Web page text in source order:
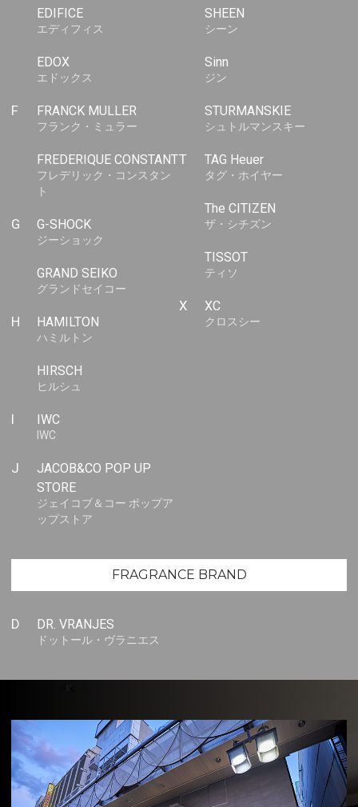
EDIFICE
エディフィス
EDOX
エドックス
F FRANCK MULLER
フランク・ミュラー
FREDERIQUE CONSTANT
フレデリック・コンスタン
ト
G G-SHOCK
ジーショック
GRAND SEIKO
グランドセイコー
H HAMILTON
ハミルトン
HIRSCH
ヒルシュ
IWC
IWC
J
JACOB&CO POP UP
STORE
ジェイコブ＆コー ポップア
ップストア
SHEEN
シーン
Sinn
ジン
STURMANSKIE
シュトルマンスキー
T TAG Heuer
タグ・ホイヤー
The CITIZEN
ザ・シチズン
TISSOT
ティソ
X XC
クロスシー
FRAGRANCE BRAND
D DR. VRANJES
ドットール・ヴラニエス